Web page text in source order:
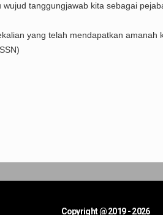
tanggungjawab kita sebagai
yang telah mendapatkan amanah
Copyright @ 2019 - 2026